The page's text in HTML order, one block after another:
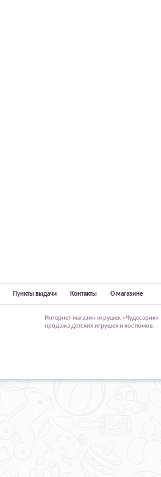
Пункты выдачи Контакты О магазине
Интернет-магазин игрушек
продажа детских игрушек и костюмов.